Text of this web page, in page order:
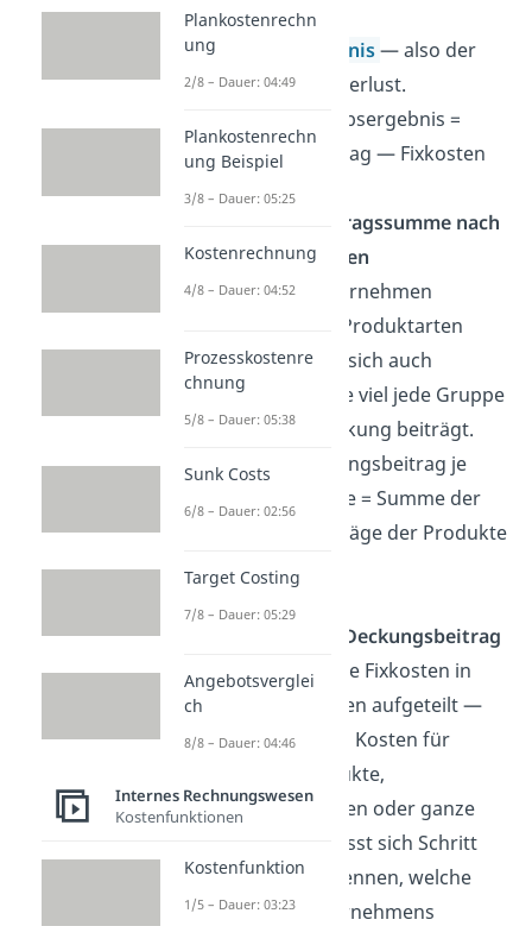
ergibt sich das
Betriebsergebnis— also der
Gewinn oder Verlust.
Betriebsergebnis =
Deckungsbeitrag — Fixkosten
Deckungsbeitragssumme nach
Produktgruppen
Wenn ein Unternehmen
verschiedene Produktarten
verkauft, lässt sich auch
berechnen, wie viel jede Gruppe
zur Kostendeckung beiträgt.
Formel:
Deckungsbeitrag je
Produktgruppe = Summe der
Deckungsbeiträge der Produkte
einer Gruppe
Mehrstufiger Deckungsbeitrag
Hier werden die Fixkosten in
mehrere Ebenen aufgeteilt —
zum Beispiel in Kosten für
einzelne Produkte,
Produktgruppen oder ganze
Bereiche. So lässt sich Schritt
für Schritt erkennen, welche
Teile des Unternehmens
Plankostenrechn
ung
2/8 – Dauer: 04:49
Plankostenrechn
ung Beispiel
3/8 – Dauer: 05:25
Kostenrechnung
4/8 – Dauer: 04:52
Prozesskostenre
chnung
5/8 – Dauer: 05:38
Sunk Costs
6/8 – Dauer: 02:56
Target Costing
7/8 – Dauer: 05:29
Angebotsverglei
ch
8/8 – Dauer: 04:46
Internes Rechnungswesen
Kostenfunktionen
Kostenfunktion
1/5 – Dauer: 03:23